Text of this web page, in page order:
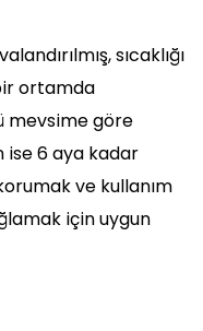
sıcaklığı
ortamda
mevsime göre
ise 6 aya kadar
ve kullanım
için uygun